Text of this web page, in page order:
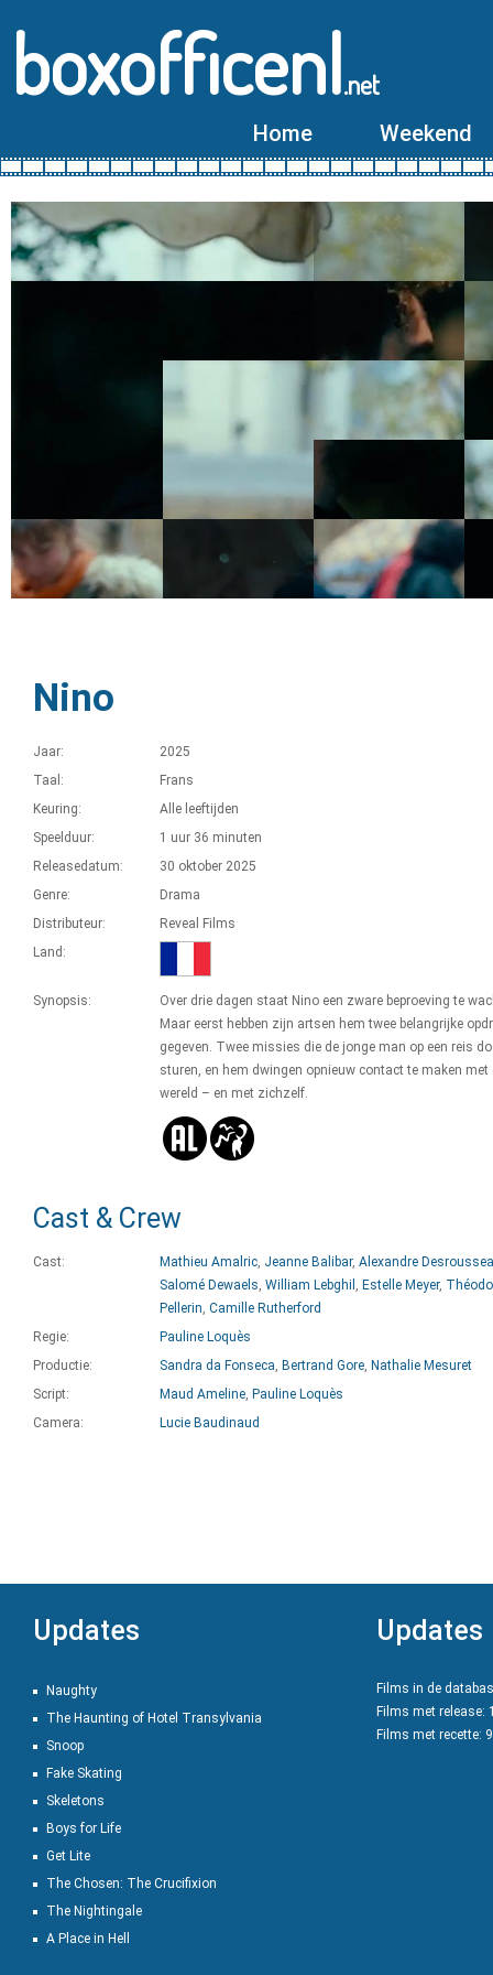
boxofficenl.net
Home Weekend
Nino
Jaar:
2025
Taal:
Frans
Keuring:
Alle leeftijden
Speelduur:
1 uur 36 minuten
Releasedatum:
30 oktober 2025
Genre:
Drama
Distributeur:
Reveal Films
Land:
Synopsis:
Over drie dagen staat Nino een zware beproeving te
Maar eerst hebben zijn artsen hem twee belangrijke
gegeven. Twee missies die de jonge man op een reis
sturen, en hem dwingen opnieuw contact te maken met
wereld – en met zichzelf.
Cast & Crew
Cast: Mathieu Amalric, Jeanne Balibar, Alexandre
Salomé Dewaels, William Lebghil , Estelle Meyer,
Pellerin, Camille Rutherford
Regie:
Pauline Loquès
Productie:
Sandra da Fonseca, Bertrand Gore, Nathalie Mesuret
Script:
Maud Ameline, Pauline Loquès
Camera:
Lucie Baudinaud
Updates
Naughty
The Haunting of Hotel Transylvania
Snoop
Fake Skating
Skeletons
Boys for Life
Get Lite
The Chosen: The Crucifixion
The Nightingale
A Place in Hell
Updates
Films in de
Films met release:
Films met recette: